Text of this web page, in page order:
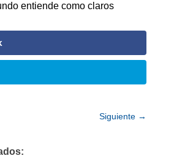
entiende como claros
Siguiente →